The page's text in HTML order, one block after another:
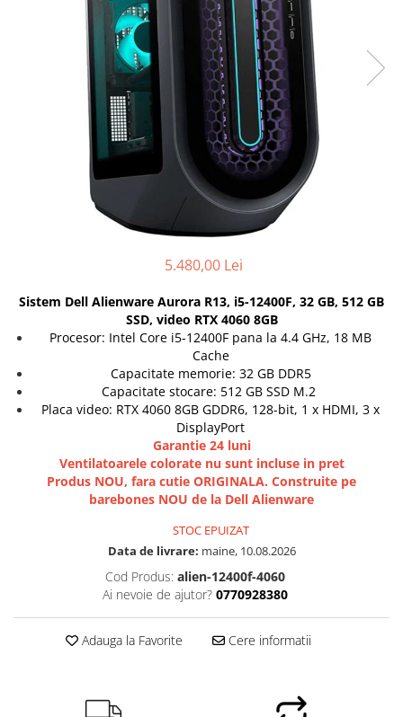
Genti Laptop
Incarcatoare laptop
Incarcatoare laptop refurbished
Standuri și Coolere Laptop
Alte accesorii
Placi de baza
Ventilatoare carcasa
Componente Renew/Refurbished
Placi de baza REFURBISHED
Calculatoare All-in-One NOI
Calculatoare All-in-One RENEW
Componente All-in-One
5.480,00 Lei
Sistem Dell Alienware Aurora R13, i5-12400F, 32 GB, 512 GB
SSD, video RTX 4060 8GB
Procesor: Intel Core i5-12400F pana la 4.4 GHz, 18 MB
Cache
Capacitate memorie: 32 GB DDR5
Capacitate stocare: 512 GB SSD M.2
Placa video: RTX 4060 8GB GDDR6, 128-bit, 1 x HDMI, 3 x
DisplayPort
Garantie 24 luni
Ventilatoarele colorate nu sunt incluse in pret
Produs NOU, fara cutie ORIGINALA. Construite pe
barebones NOU de la Dell Alienware
STOC EPUIZAT
Data de livrare: maine, 10.08.2026
Cod Produs: alien-12400f-4060
Ai nevoie de ajutor? 0770928380
Adauga la Favorite Cere informatii